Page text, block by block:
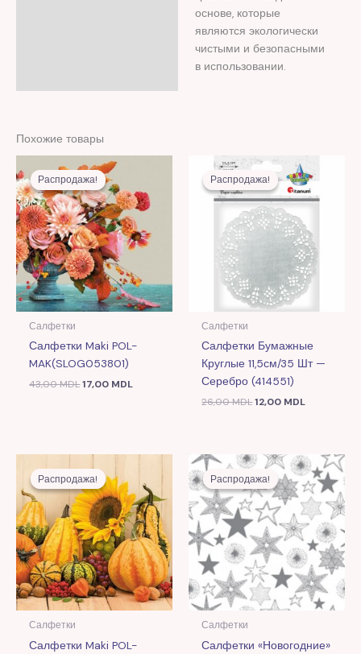
основе, которые
являются экологически
чистыми и безопасными
в использовании.
Похожие товары
Распродажа!
Распродажа!
Салфетки
Салфетки Maki POL-
MAK(SLOG053801)
43,00MDL
Первоначальная
цена
составляла
43,00 MDL.
17,00 MDL
Распродажа!
Распродажа!
Салфетки
Салфетки Бумажные
Круглые 11,5см/35 Шт —
Серебро (414551)
26,00MDL
Первоначальная
цена
составляла
26,00 MDL.
12,00 MDL
цена:
12,00 MDL.
Распродажа!
Распродажа!
Салфетки
Салфетки Maki POL-
цена
составляла
43,00 MDL.
17,00 MDL.
Распродажа!
Распродажа!
Салфетки
Салфетки «Новогодние»
Первоначальная
цена
составляла
34,00 MDL.
Текущая
цена:
14,00 MDL.